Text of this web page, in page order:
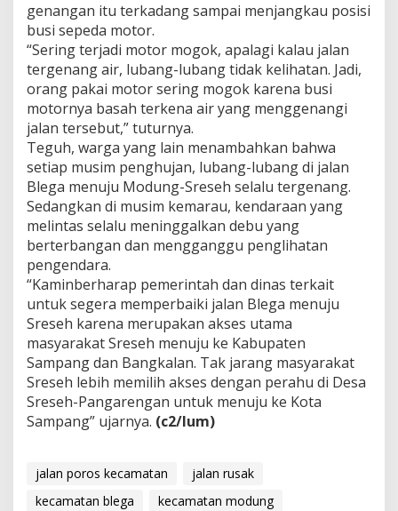
genangan itu terkadang sampai menjangkau posisi
busi sepeda motor.
“Sering terjadi motor mogok, apalagi kalau jalan
tergenang air, lubang-lubang tidak kelihatan. Jadi,
orang pakai motor sering mogok karena busi
motornya basah terkena air yang menggenangi
jalan tersebut,” tuturnya.
Teguh, warga yang lain menambahkan bahwa
setiap musim penghujan, lubang-lubang di jalan
Blega menuju Modung-Sreseh selalu tergenang.
Sedangkan di musim kemarau, kendaraan yang
melintas selalu meninggalkan debu yang
berterbangan dan mengganggu penglihatan
pengendara.
“Kaminberharap pemerintah dan dinas terkait
untuk segera memperbaiki jalan Blega menuju
Sreseh karena merupakan akses utama
masyarakat Sreseh menuju ke Kabupaten
Sampang dan Bangkalan. Tak jarang masyarakat
Sreseh lebih memilih akses dengan perahu di Desa
Sreseh-Pangarengan untuk menuju ke Kota
Sampang” ujarnya. (c2/lum)
jalan poros kecamatan
jalan rusak
kecamatan blega
kecamatan modung